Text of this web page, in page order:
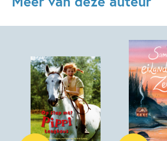
Hardcover Paperback